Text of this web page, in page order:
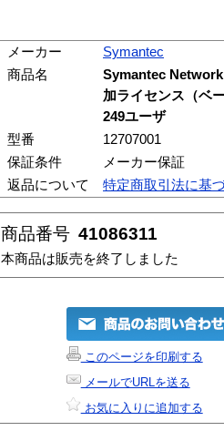
メーカー
Symantec
商品名
Symantec
加ライセンス（ベ
249ユーザ
型番
12707001
保証条件
メーカー保証
返品について
特定商取引法に基
商品番号 41086311
本商品は販売を終了しました
このページを印刷する
メールでURLを送る
お気に入りに追加する